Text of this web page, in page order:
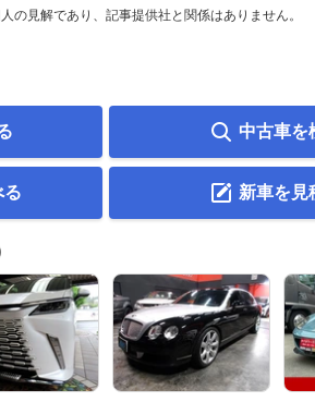
の見解であり、記事提供社と関係はありません。
中古車を
る 新車を見